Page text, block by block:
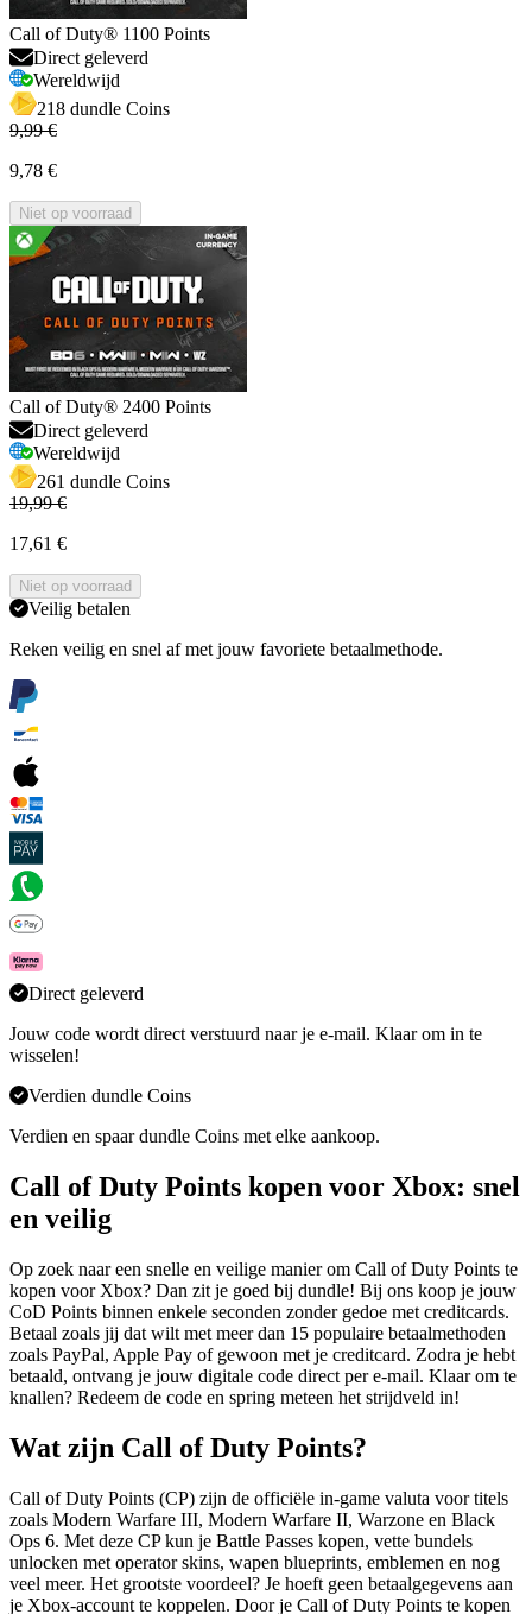
Call of Duty® 1100 Points
Direct geleverd
Wereldwijd
218 dundle Coins
9,99 €
9,78 €
Niet op voorraad
Call of Duty® 2400 Points
Direct geleverd
Wereldwijd
261 dundle Coins
19,99 €
17,61 €
Niet op voorraad
Veilig betalen
Reken veilig en snel af met jouw favoriete betaalmethode.
Direct geleverd
Jouw code wordt direct verstuurd naar je e-mail. Klaar om in te
wisselen!
Verdien dundle Coins
Verdien en spaar dundle Coins met elke aankoop.
Call of Duty Points kopen voor Xbox: snel
en veilig
Op zoek naar een snelle en veilige manier om Call of Duty Points te
kopen voor Xbox? Dan zit je goed bij dundle! Bij ons koop je jouw
CoD Points binnen enkele seconden zonder gedoe met creditcards.
Betaal zoals jij dat wilt met meer dan 15 populaire betaalmethoden
zoals PayPal, Apple Pay of gewoon met je creditcard. Zodra je hebt
betaald, ontvang je jouw digitale code direct per e-mail. Klaar om te
knallen? Redeem de code en spring meteen het strijdveld in!
Wat zijn Call of Duty Points?
Call of Duty Points (CP) zijn de officiële in-game valuta voor titels
zoals Modern Warfare III, Modern Warfare II, Warzone en Black
Ops 6. Met deze CP kun je Battle Passes kopen, vette bundels
unlocken met operator skins, wapen blueprints, emblemen en nog
veel meer. Het grootste voordeel? Je hoeft geen betaalgegevens aan
je Xbox-account te koppelen. Door je Call of Duty Points te kopen